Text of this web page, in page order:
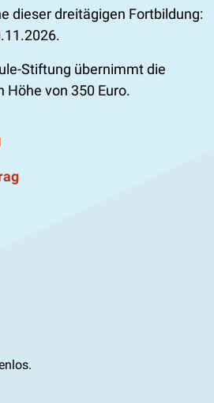
dieser dreitägigen Fortbildung:
Stiftung übernimmt die
Höhe von 350 Euro.